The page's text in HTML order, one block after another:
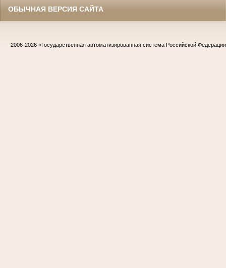
ОБЫЧНАЯ ВЕРСИЯ САЙТА
2006-2026 «Государственная автоматизированная система Российской